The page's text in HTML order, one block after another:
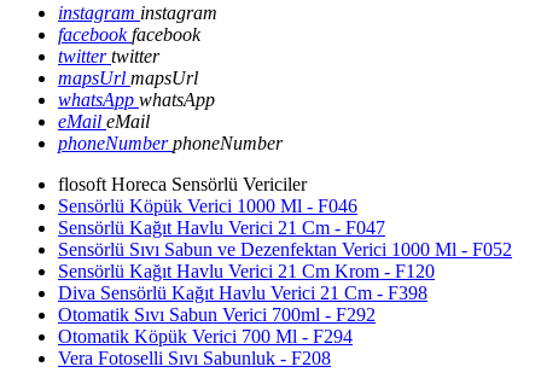
instagram instagram
facebookfacebook
twittertwitter
mapsUrl mapsUrl
whatsApp whatsApp
eMail eMail
phoneNumberphoneNumber
flosoft Horeca Sensörlü Vericiler
Sensörlü Köpük Verici 1000 Ml - F046
Sensörlü Kağıt Havlu Verici 21 Cm - F047
Sensörlü Sıvı Sabun ve Dezenfektan Verici 1000 Ml - F052
Sensörlü Kağıt Havlu Verici 21 Cm Krom - F120
Diva Sensörlü Kağıt Havlu Verici 21 Cm - F398
Otomatik Sıvı Sabun Verici 700ml - F292
Otomatik Köpük Verici 700 Ml - F294
Vera Fotoselli Sıvı Sabunluk - F208